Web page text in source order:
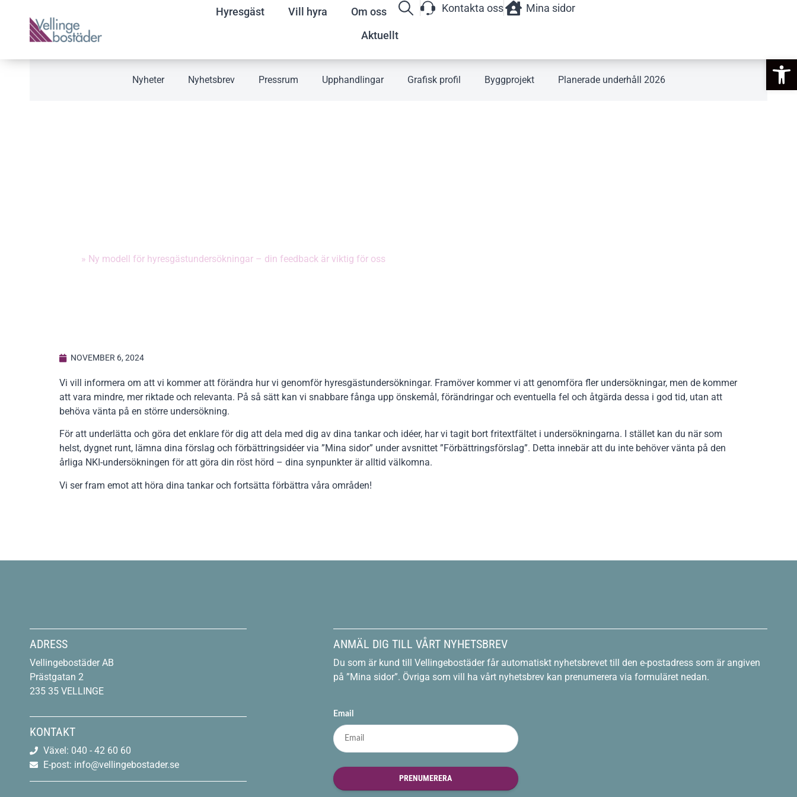
Hyresgäst Vill hyra
Om oss
Aktuellt
Kontakta oss Mina sidor
Nyheter Nyhetsbrev Pressrum Upphandlingar Grafisk profil Byggprojekt Planerade underhåll 2026
» Ny modell för hyresgästundersökningar – din feedback är viktig för oss
NOVEMBER 6, 2024
Vi vill informera om att vi kommer att förändra hur vi genomför hyresgästundersökningar. Framöver kommer vi att genomföra fler undersökningar, men de kommer
att vara mindre, mer riktade och relevanta. På så sätt kan vi snabbare fånga upp önskemål, förändringar och eventuella fel och åtgärda dessa i god tid, utan att
behöva vänta på en större undersökning.
För att underlätta och göra det enklare för dig att dela med dig av dina tankar och idéer, har vi tagit bort fritextfältet i undersökningarna. I stället kan du när som
helst, dygnet runt, lämna dina förslag och förbättringsidéer via ”Mina sidor” under avsnittet ”Förbättringsförslag”. Detta innebär att du inte behöver vänta på den
årliga NKI-undersökningen för att göra din röst hörd – dina synpunkter är alltid välkomna.
Vi ser fram emot att höra dina tankar och fortsätta förbättra våra områden!
ADRESS
Vellingebostäder AB
Prästgatan 2
235 35 VELLINGE
KONTAKT
Växel: 040 - 42 60 60
E-post: info@vellingebostader.se
ANMÄL DIG TILL VÅRT NYHETSBREV
Du som är kund till Vellingebostäder får automatiskt nyhetsbrevet till den e-postadress som är angiven
på ”Mina sidor”. Övriga som vill ha vårt nyhetsbrev kan prenumerera via formuläret nedan.
Email
PRENUMERERA